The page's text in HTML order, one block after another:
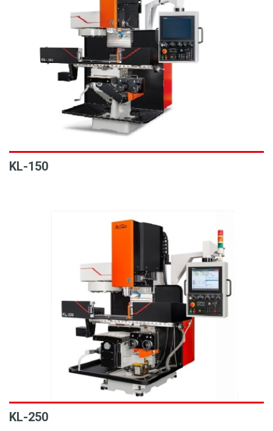
KL-150
KL-250